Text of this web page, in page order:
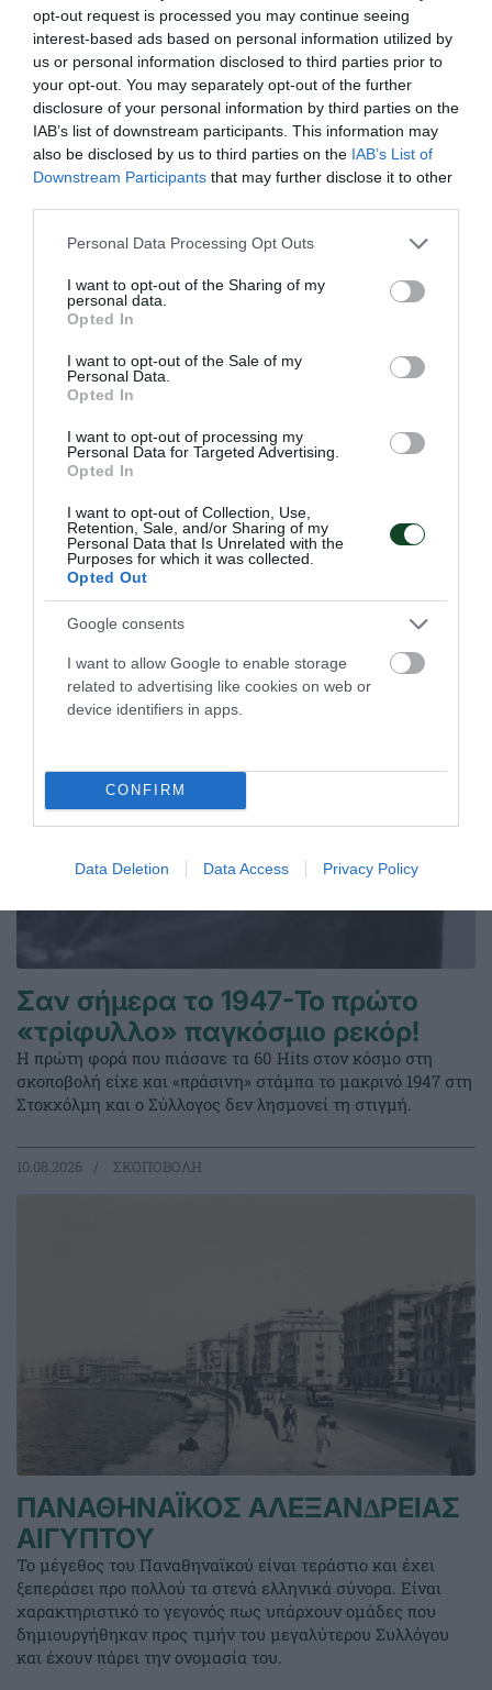
opt-out request is processed you may continue seeing
interest-based ads based on personal information utilized by
us or personal information disclosed to third parties prior to
your opt-out. You may separately opt-out of the further
disclosure of your personal information by third parties on the
IAB’s list of downstream participants. This information may
also be disclosed by us to third parties on the IAB’s List of
Downstream Participants that may further disclose it to other
Please note that this website/app uses one or more Google
not limited to your visit or usage behaviour. You may click to
grant or deny consent to Google and its third-party tags to
use your data for below specified purposes in below Google
consent section.
Personal Data Processing Opt Outs
I want to opt-out of the Sharing of my
personal data.
Opted In
I want to opt-out of the Sale of my
Personal Data.
Opted In
I want to opt-out of processing my
Personal Data for Targeted Advertising.
Opted In
I want to opt-out of Collection, Use,
Retention, Sale, and/or Sharing of my
Personal Data that Is Unrelated with the
Purposes for which it was collected.
Opted Out
Google consents
I want to allow Google to enable storage
related to advertising like cookies on web or
device identifiers in apps.
CONFIRM
Data Deletion Data Access Privacy Policy
08.08.2026 ΑΚΑΔΗΜΙΑ ΚΑΛΑΘΟΣΦΑΙΡΙΣΗΣ
Για τις θέσεις 5-8 η Εθνική
Νεανίδων
Η Εθνική ομάδα μπάσκετ Νεανίδων ηττήθηκε από τη
Λιθουανία και θα παλέψει για τις θέσεις 5-8 στο
EuroBasket Β' κατηγορία στην πόλη Τουλτσέα της
07.08.2026 ΑΚΑΔΗΜΙΑ ΚΑΛΑΘΟΣΦΑΙΡΙΣΗΣ
ΤΕΛΕΥΤΑΙΑ ΝΕΑ
Σαν σήμερα το 1947-Το πρώτο
«τρίφυλλο» παγκόσμιο ρεκόρ!
Η πρώτη φορά που πιάσανε τα 60 Hits στον κόσμο στη
σκοποβολή είχε και «πράσινη» στάμπα το μακρινό 1947 στη
Στοκχόλμη και ο Σύλλογος δεν λησμονεί τη στιγμή.
10.08.2026 ΣΚΟΠΟΒΟΛΗ
ΠΑΝΑΘΗΝΑΪΚΟΣ ΑΛΕΞΑΝ∆ΡΕΙΑΣ
ΑΙΓΥΠΤΟΥ
Το μέγεθος του Παναθηναϊκού είναι τεράστιο και έχει
ξεπεράσει προ πολλού τα στενά ελληνικά σύνορα. Είναι
χαρακτηριστικό το γεγονός πως υπάρχουν ομάδες που
δημιουργήθηκαν προς τιμήν του μεγαλύτερου Συλλόγου
και έχουν πάρει την ονομασία του.